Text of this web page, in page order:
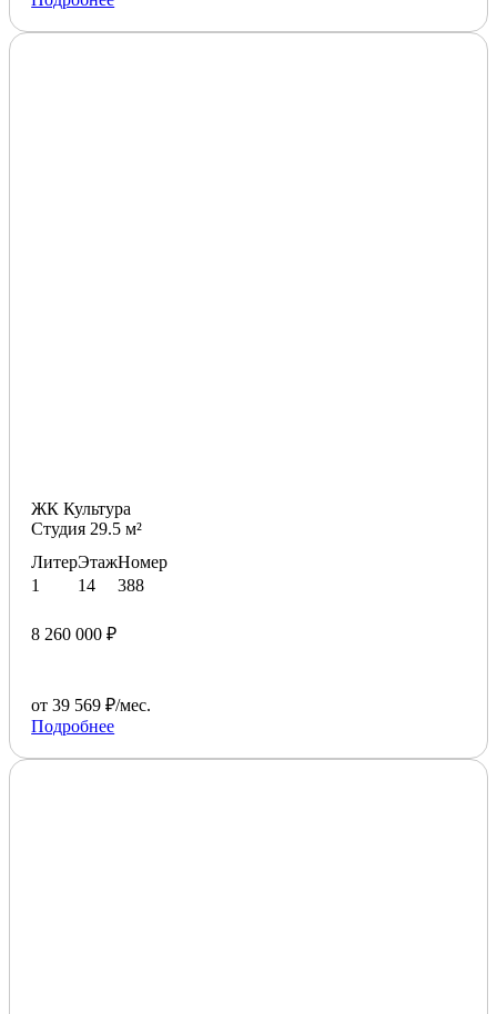
ЖК Культура
Студия 29.5 м²
Литер
1
Этаж
14
Номер
388
8 260 000 ₽
от 39 569 ₽/мес.
Подробнее